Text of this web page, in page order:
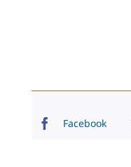
Facebook